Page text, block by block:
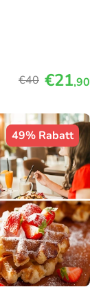
€40 €21,90
49% Rabatt